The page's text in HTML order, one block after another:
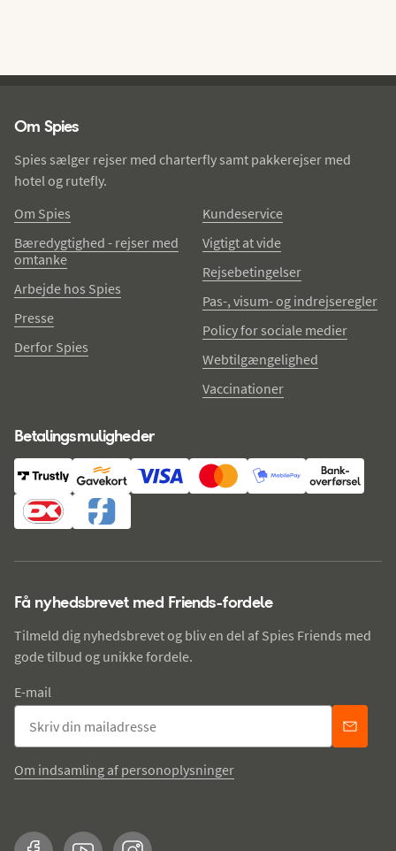
Om Spies
Spies sælger rejser med charterfly samt pakkerejser med
hotel og rutefly.
Om Spies
Bæredygtighed - rejser med
omtanke
Arbejde hos Spies
Presse
Derfor Spies
Kundeservice
Vigtigt at vide
Rejsebetingelser
Pas-, visum- og indrejseregler
Policy for sociale medier
Webtilgængelighed
Vaccinationer
Betalingsmuligheder
Få nyhedsbrevet med Friends-fordele
Tilmeld dig nyhedsbrevet og bliv en del af Spies Friends med
gode tilbud og unikke fordele.
E-mail
Om indsamling af personoplysninger